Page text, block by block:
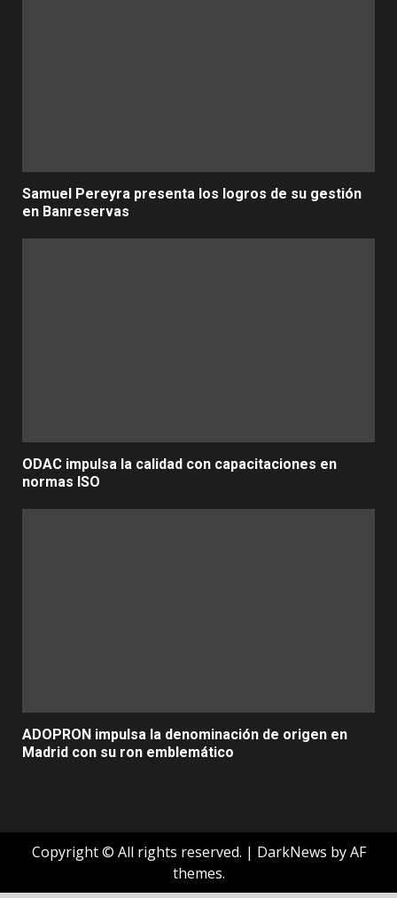
Samuel Pereyra presenta los logros de su gestión
en Banreservas
ODAC impulsa la calidad con capacitaciones en
normas ISO
ADOPRON impulsa la denominación de origen en
Madrid con su ron emblemático
Copyright © All rights reserved. | DarkNews by AF
themes.